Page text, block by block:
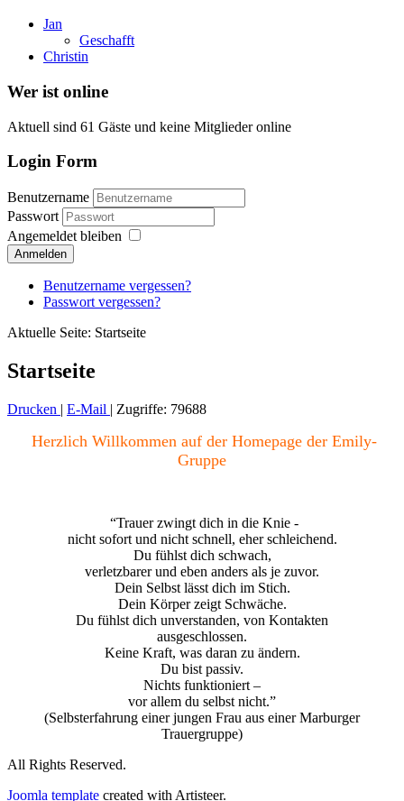
Jan
Geschafft
Christin
Wer ist online
Aktuell sind 61 Gäste und keine Mitglieder online
Login Form
Benutzername
Passwort
Angemeldet bleiben
Anmelden
Benutzername vergessen?
Passwort vergessen?
Aktuelle Seite: Startseite
Startseite
Drucken | E-Mail | Zugriffe: 79688
Herzlich Willkommen auf der Homepage der Emily-
Gruppe
“Trauer zwingt dich in die Knie -
nicht sofort und nicht schnell, eher schleichend.
Du fühlst dich schwach,
verletzbarer und eben anders als je zuvor.
Dein Selbst lässt dich im Stich.
Dein Körper zeigt Schwäche.
Du fühlst dich unverstanden, von Kontakten
ausgeschlossen.
Keine Kraft, was daran zu ändern.
Du bist passiv.
Nichts funktioniert –
vor allem du selbst nicht.”
(Selbsterfahrung einer jungen Frau aus einer Marburger
Trauergruppe)
All Rights Reserved.
Joomla template created with Artisteer.